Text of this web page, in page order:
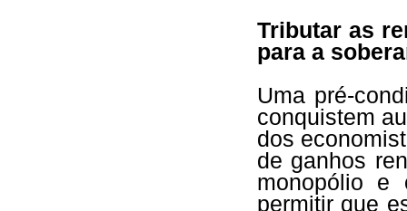
Tributar as
para a
Uma pré-
conquistem
dos
de ganhos
monopólio e
permitir que